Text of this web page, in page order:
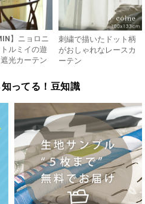
】ニョロニ
ルミイの遊
光カーテン
刺繍で描いたドット柄
がおしゃれなレースカ
ーテン
ってる！豆知識